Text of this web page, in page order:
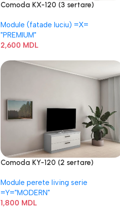
Comoda KX-120 (3 sertare)
Module (fatade luciu) =Х=
"PREMIUM"
2,600 MDL
Comoda KY-120 (2 sertare)
Module perete living serie
=Y="MODERN"
1,800 MDL